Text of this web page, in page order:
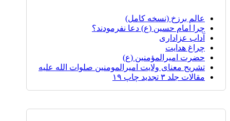
عالم برزخ (نسخه کامل)
چرا امام حسین (ع) دعا نفرمودند؟
آداب عزاداری
چراغ هدایت
حضرت امیرالمؤمنین (ع)
تشریح معنای ولایت امیرالمومنین صلوات الله علیه
مقالات جلد ۳ تجدید چاپ ۱۹